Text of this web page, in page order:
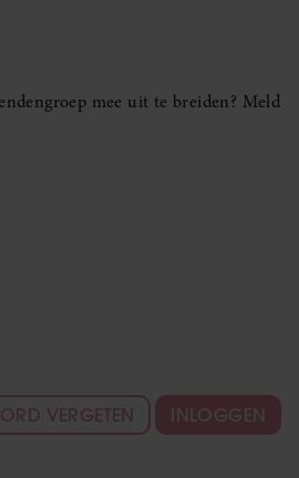
mee uit te breiden? Meld
VERGETEN INLOGGEN